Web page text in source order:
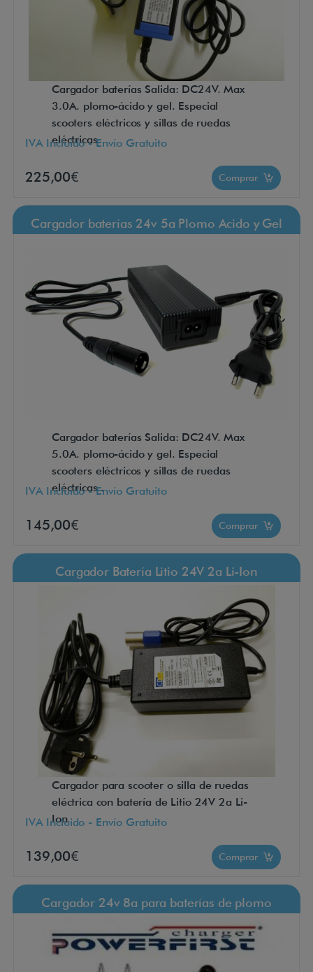
Cargador baterías Salida: DC24V. Max
3.0A. plomo-ácido y gel. Especial
scooters eléctricos y sillas de ruedas
eléctricas.
IVA Incluido - Envío Gratuito
225,00€ Comprar
Cargador baterías 24v 5a Plomo Acido y Gel
Cargador baterías Salida: DC24V. Max
5.0A. plomo-ácido y gel. Especial
scooters eléctricos y sillas de ruedas
eléctricas..
IVA Incluido - Envío Gratuito
145,00€ Comprar
Cargador Batería Litio 24V 2a Li-Ion
Cargador para scooter o silla de ruedas
eléctrica con batería de Litio 24V 2a Li-
Ion
IVA Incluido - Envío Gratuito
139,00€ Comprar
Cargador 24v 8a para baterías de plomo